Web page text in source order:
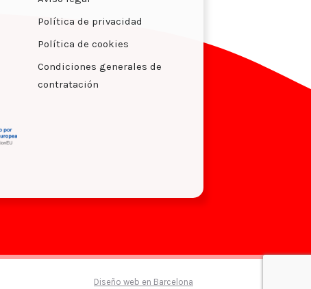
Política de privacidad
Política de cookies
Condiciones generales de
contratación
Diseño web en Barcelona